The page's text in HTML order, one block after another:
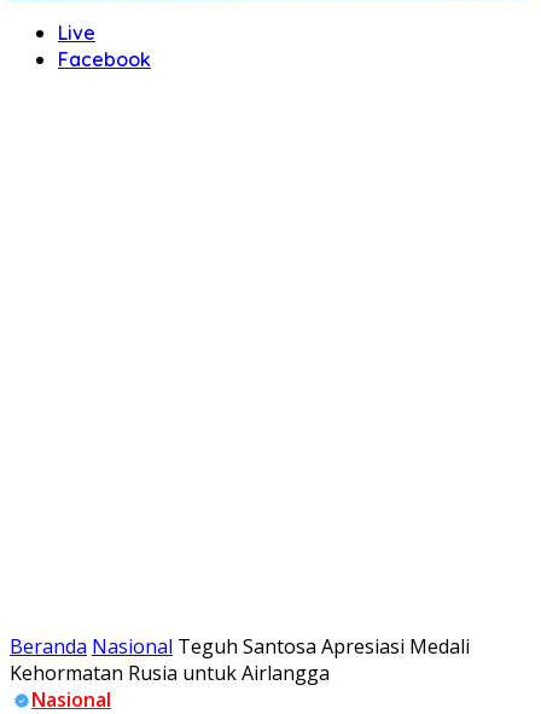
Live
Facebook
Beranda Nasional Teguh Santosa Apresiasi Medali
Kehormatan Rusia untuk Airlangga
Nasional